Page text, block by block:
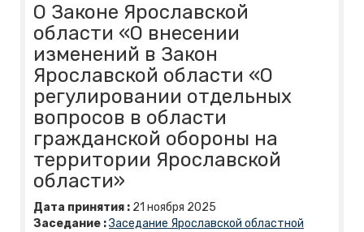
О Законе Ярославской
области «О внесении
изменений в Закон
Ярославской области «О
регулировании отдельных
вопросов в области
гражданской обороны на
территории Ярославской
области»
Дата принятия : 21 ноября 2025
Заседание :Заседание Ярославской областной